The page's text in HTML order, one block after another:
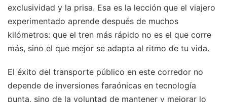
exclusividad y la prisa. Esa es la lección que el viajero
experimentado aprende después de muchos
kilómetros: que el tren más rápido no es el que corre
más, sino el que mejor se adapta al ritmo de tu vida.
El éxito del transporte público en este corredor no
depende de inversiones faraónicas en tecnología
punta, sino de la voluntad de mantener y mejorar lo